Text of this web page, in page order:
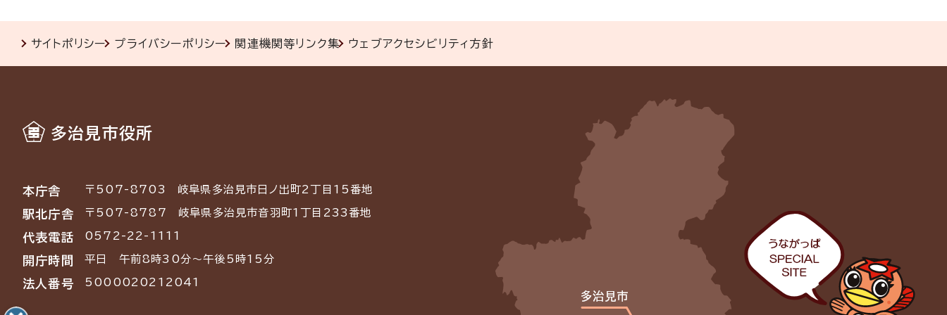
サイトポリシー プライバシーポリシー 関連機関等リンク集 ウェブアクセシビリティ方針
多治見市役所
本庁舎 〒507-8703 岐阜県多治見市日ノ出町2丁目15番地
駅北庁舎 〒507-8787 岐阜県多治見市音羽町1丁目233番地
代表電話 0572-22-1111
開庁時間 平日 午前8時30分～午後5時15分
法人番号 5000020212041